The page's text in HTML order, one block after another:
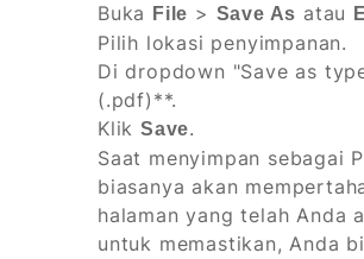
Buka
File > Save As atau
Pilih lokasi penyimpanan.
Di dropdown "Save as
(.pdf)**.
Klik Save.
Saat menyimpan sebagai
biasanya akan
halaman yang telah Anda
untuk memastikan, Anda